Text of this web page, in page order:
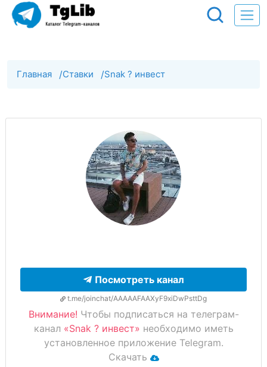
Главная /Ставки /Snak ? инвест
Посмотреть канал
t.me/joinchat/AAAAAFAAXyF9xiDwPsttDg
Внимание! Чтобы подписаться на телеграм-
канал «Snak ? инвест» необходимо иметь
установленное приложение Telegram.
Скачать